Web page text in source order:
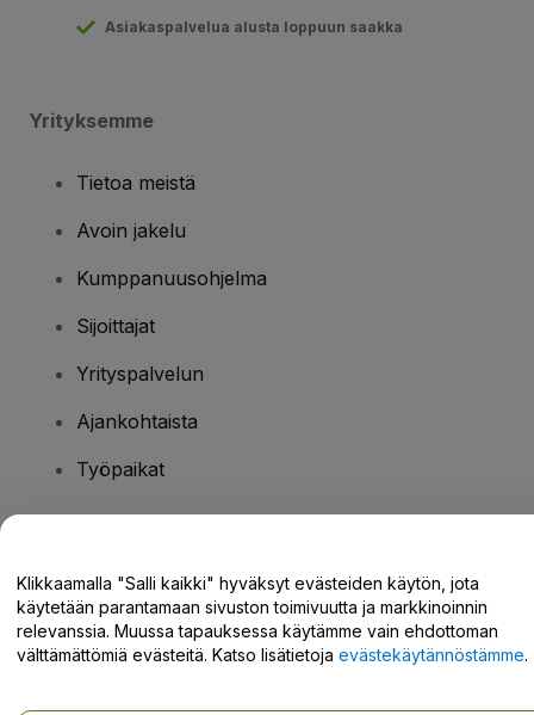
Asiakaspalvelua alusta loppuun saakka
Yrityksemme
Tietoa meistä
Avoin jakelu
Kumppanuusohjelma
Sijoittajat
Yrityspalvelun
Ajankohtaista
Työpaikat
Tukikeskus / Ota meihin yhteyttä
Klikkaamalla "Salli kaikki" hyväksyt evästeiden käytön, jota
käytetään parantamaan sivuston toimivuutta ja markkinoinnin
relevanssia. Muussa tapauksessa käytämme vain ehdottoman
välttämättömiä evästeitä. Katso lisätietoja evästekäytännöstämme.